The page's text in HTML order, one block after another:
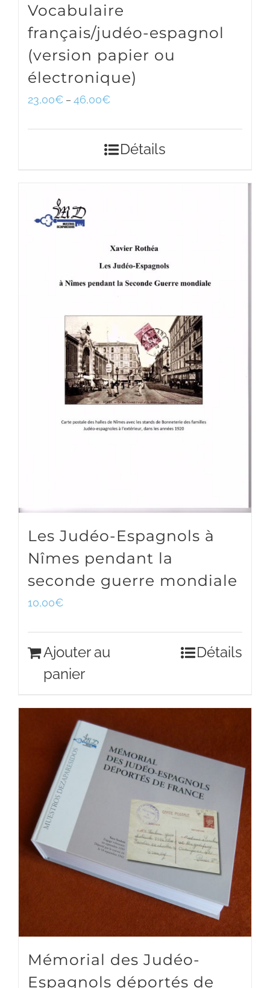
Vocabulaire
français/judéo-espagnol
(version papier ou
électronique)
23,00€ – 46,00€
Détails
Les Judéo-Espagnols à
Nîmes pendant la
seconde guerre mondiale
10,00€
Ajouter au
panier
Détails
Mémorial des Judéo-
Espagnols déportés de